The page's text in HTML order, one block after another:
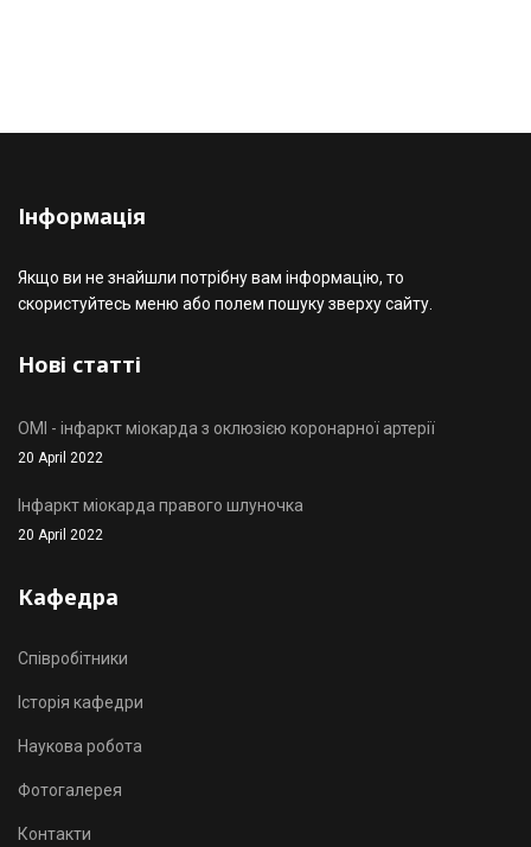
Інформація
Якщо ви не знайшли потрібну вам інформацію, то
скористуйтесь меню або полем пошуку зверху сайту.
Нові статті
OMI - інфаркт міокарда з оклюзією коронарної артерії
20 April 2022
Інфаркт міокарда правого шлуночка
20 April 2022
Кафедра
Співробітники
Історія кафедри
Наукова робота
Фотогалерея
Контакти